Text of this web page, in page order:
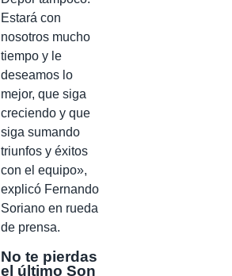
Estará con
nosotros mucho
tiempo y le
deseamos lo
mejor, que siga
creciendo y que
siga sumando
triunfos y éxitos
con el equipo»,
explicó Fernando
Soriano en rueda
de prensa.
No te pierdas
el último Son